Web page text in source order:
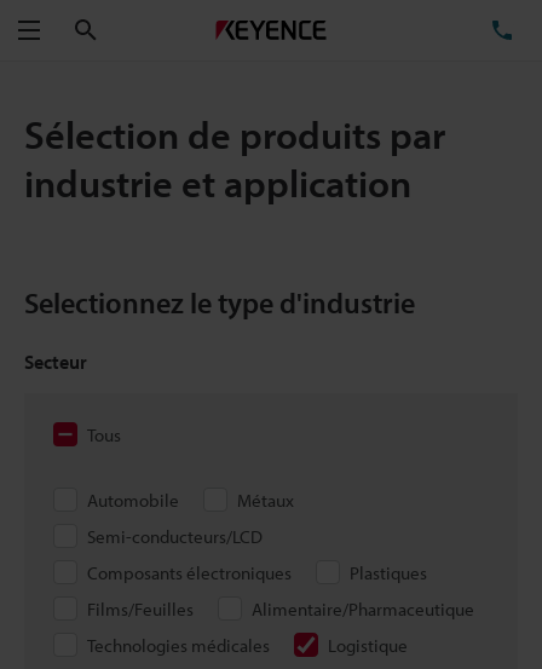
Menu
Sélection de produits par
industrie et application
Selectionnez le type d'industrie
Secteur
Tous
Automobile
Métaux
Semi-conducteurs/LCD
Composants électroniques
Plastiques
Films/Feuilles
Alimentaire/Pharmaceutique
Technologies médicales
Logistique